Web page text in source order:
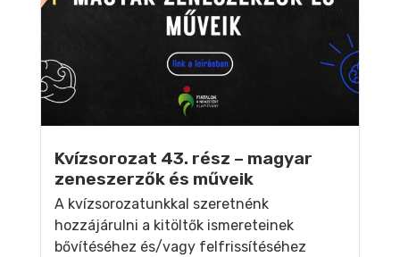
Kvízsorozat 43. rész – magyar
zeneszerzők és műveik
A kvízsorozatunkkal szeretnénk
hozzájárulni a kitöltők ismereteinek
bővítéséhez és/vagy felfrissítéséhez